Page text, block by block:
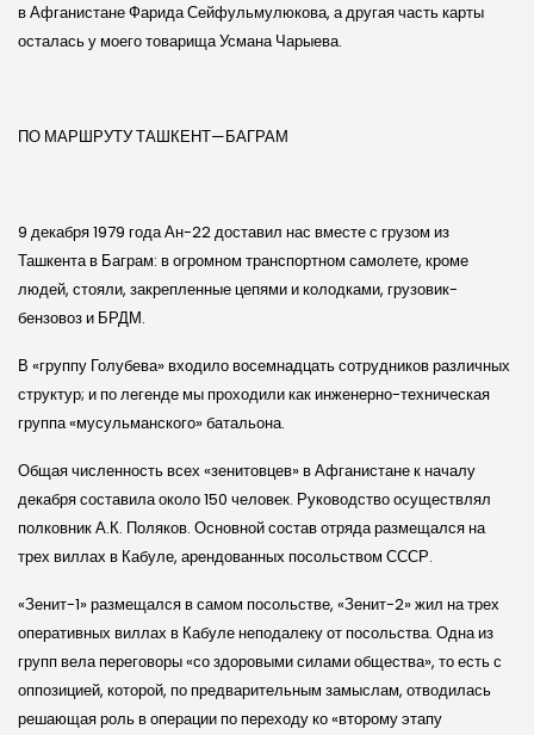
в Афганистане Фарида Сейфульмулюкова, а другая часть карты
осталась у моего товарища Усмана Чарыева.
ПО МАРШРУТУ ТАШКЕНТ—БАГРАМ
9 декабря 1979 года Ан-22 доставил нас вместе с грузом из
Ташкента в Баграм: в огромном транспортном самолете, кроме
людей, стояли, закрепленные цепями и колодками, грузовик-
бензовоз и БРДМ.
В «группу Голубева» входило восемнадцать сотрудников различных
структур; и по легенде мы проходили как инженерно-техническая
группа «мусульманского» батальона.
Общая численность всех «зенитовцев» в Афганистане к началу
декабря составила около 150 человек. Руководство осуществлял
полковник А.К. Поляков. Основной состав отряда размещался на
трех виллах в Кабуле, арендованных посольством СССР.
«Зенит-1» размещался в самом посольстве, «Зенит-2» жил на трех
оперативных виллах в Кабуле неподалеку от посольства. Одна из
групп вела переговоры «со здоровыми силами общества», то есть с
оппозицией, которой, по предварительным замыслам, отводилась
решающая роль в операции по переходу ко «второму этапу